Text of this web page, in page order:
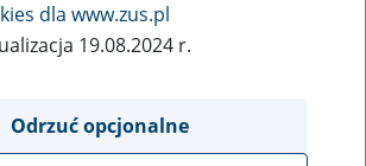
dla www.zus.pl
19.08.2024 r.
Odrzuć opcjonalne